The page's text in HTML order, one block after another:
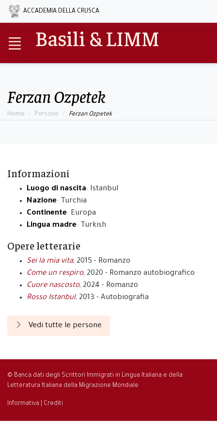
ACCADEMIA DELLA CRUSCA
Basili & LIMM
Ferzan Ozpetek
Home Persone Ferzan Ozpetek
Informazioni
Luogo di nascita: Istanbul
Nazione: Turchia
Continente: Europa
Lingua madre: Turkish
Opere letterarie
Sei la mia vita, 2015 - Romanzo
Come un respiro, 2020 - Romanzo autobiografico
Cuore nascosto, 2024 - Romanzo
Rosso Istanbul, 2013 - Autobiografia
Vedi tutte le persone
© Banca dati degli Scrittori Immigrati in Lingua Italiana e della
Letteratura Italiana della Migrazione Mondiale
Informativa Crediti